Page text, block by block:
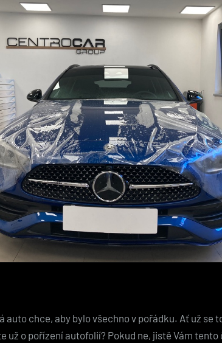
auto chce, aby bylo všechno v pořádku. Ať už
už o pořízení autofolií? Pokud ne, jistě Vám